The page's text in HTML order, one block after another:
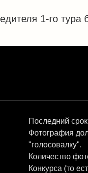
1-го тура
Последний
Фотография
"голосовалку".
Количество
Конкурса (то